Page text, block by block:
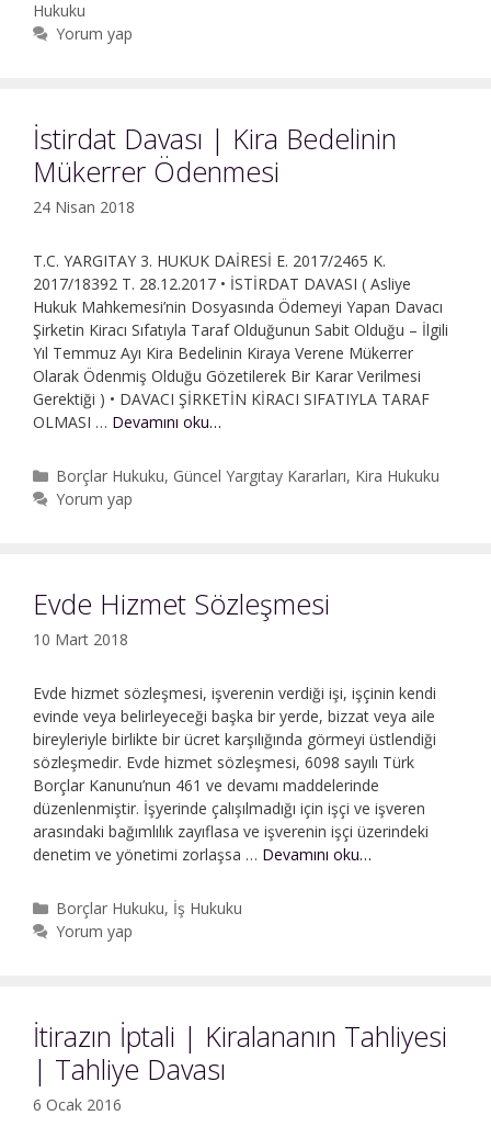
Hukuku
Yorum yap
İstirdat Davası | Kira Bedelinin
Mükerrer Ödenmesi
24 Nisan 2018
T.C. YARGITAY 3. HUKUK DAİRESİ E. 2017/2465 K.
2017/18392 T. 28.12.2017 • İSTİRDAT DAVASI ( Asliye
Hukuk Mahkemesi’nin Dosyasında Ödemeyi Yapan Davacı
Şirketin Kiracı Sıfatıyla Taraf Olduğunun Sabit Olduğu – İlgili
Yıl Temmuz Ayı Kira Bedelinin Kiraya Verene Mükerrer
Olarak Ödenmiş Olduğu Gözetilerek Bir Karar Verilmesi
Gerektiği ) • DAVACI ŞİRKETİN KİRACI SIFATIYLA TARAF
OLMASI … Devamını oku…
|
Kategoriler
Borçlar Hukuku, Güncel Yargıtay Kararları, Kira Hukuku
Yorum yap
Evde Hizmet Sözleşmesi
10 Mart 2018
Evde hizmet sözleşmesi, işverenin verdiği işi, işçinin kendi
evinde veya belirleyeceği başka bir yerde, bizzat veya aile
bireyleriyle birlikte bir ücret karşılığında görmeyi üstlendiği
sözleşmedir. Evde hizmet sözleşmesi, 6098 sayılı Türk
Borçlar Kanunu’nun 461 ve devamı maddelerinde
düzenlenmiştir. İşyerinde çalışılmadığı için işçi ve işveren
arasındaki bağımlılık zayıflasa ve işverenin işçi üzerindeki
denetim ve yönetimi zorlaşsa … Devamını oku…
Kategoriler
Borçlar Hukuku, İş Hukuku
Yorum yap
İtirazın İptali | Kiralananın Tahliyesi
| Tahliye Davası
6 Ocak 2016